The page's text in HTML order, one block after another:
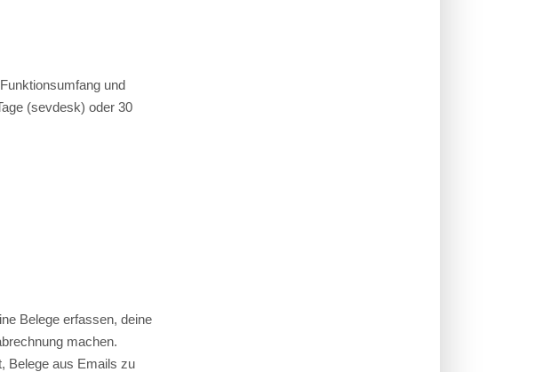
und
(sevdesk) oder 30
Belege erfassen, deine
machen.
Belege aus Emails zu